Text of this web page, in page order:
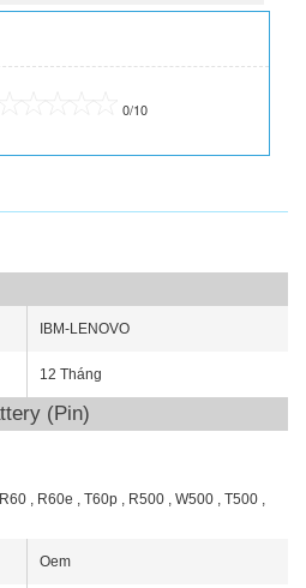
0/10
IBM-LENOVO
12 Tháng
(Pin)
, R60e , T60p , R500 , W500 , T500 ,
Oem